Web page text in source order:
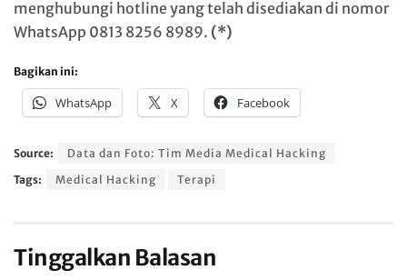
menghubungi hotline yang telah disediakan di nomor
WhatsApp 0813 8256 8989. (*)
Bagikan ini:
WhatsApp X Facebook
Source:
Data dan Foto: Tim Media Medical Hacking
Tags:
Medical Hacking Terapi
Tinggalkan Balasan